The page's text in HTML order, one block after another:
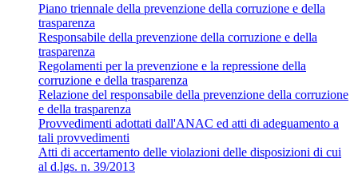
Piano triennale della prevenzione della corruzione e della
trasparenza
Responsabile della prevenzione della corruzione e della
trasparenza
Regolamenti per la prevenzione e la repressione della
corruzione e della trasparenza
Relazione del responsabile della prevenzione della corruzione
e della trasparenza
Provvedimenti adottati dall'ANAC ed atti di adeguamento a
tali provvedimenti
Atti di accertamento delle violazioni delle disposizioni di cui
al d.lgs. n. 39/2013